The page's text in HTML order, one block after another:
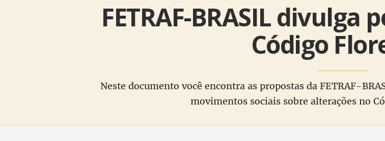
FETRAF-BRASIL divulga
Código
Neste documento você encontra as propostas da FETRAF-
movimentos sociais sobre alterações no